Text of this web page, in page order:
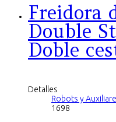
Freidora
Double
Doble
Detalles
Robots y
1698